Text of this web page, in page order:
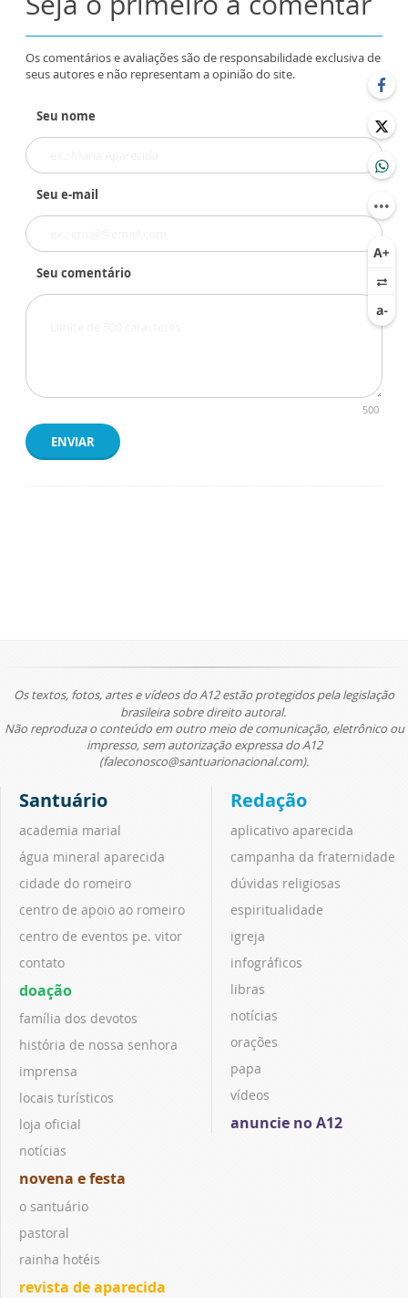
Os comentários e avaliações são de responsabilidade exclusiva de
seus autores e não representam a opinião do site.
Seu nome
Seu e-mail
Seu comentário
500
ENVIAR
Os textos, fotos, artes e vídeos do A12 estão protegidos pela legislação
brasileira sobre direito autoral.
Não reproduza o conteúdo em outro meio de comunicação, eletrônico ou
impresso, sem autorização expressa do A12
(faleconosco@santuarionacional.com).
Santuário
academia marial
água mineral aparecida
cidade do romeiro
centro de apoio ao romeiro
centro de eventos pe. vitor
contato
doação
família dos devotos
história de nossa senhora
imprensa
locais turísticos
loja oficial
notícias
novena e festa
o santuário
pastoral
rainha hotéis
revista de aparecida
Redação
aplicativo aparecida
campanha da fraternidade
dúvidas religiosas
espiritualidade
igreja
infográficos
libras
notícias
orações
papa
vídeos
anuncie no A12